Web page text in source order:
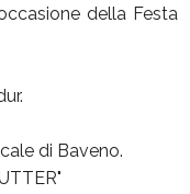
della Festa
di Baveno.